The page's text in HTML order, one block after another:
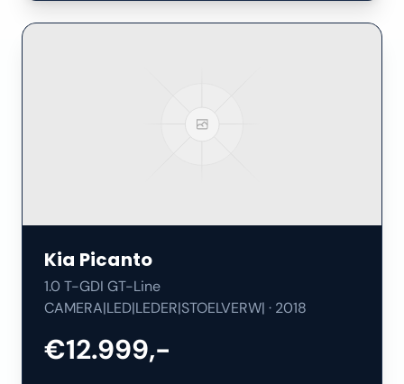
Kia Picanto
1.0 T-GDI GT-Line
CAMERA|LED|LEDER|STOELVERW| · 2018
€12.999,-